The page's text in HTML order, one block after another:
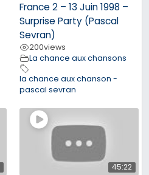
France 2 – 13 Juin 1998 –
Surprise Party (Pascal
Sevran)
200views
La chance aux chansons
la chance aux chanson -
pascal sevran
45:22